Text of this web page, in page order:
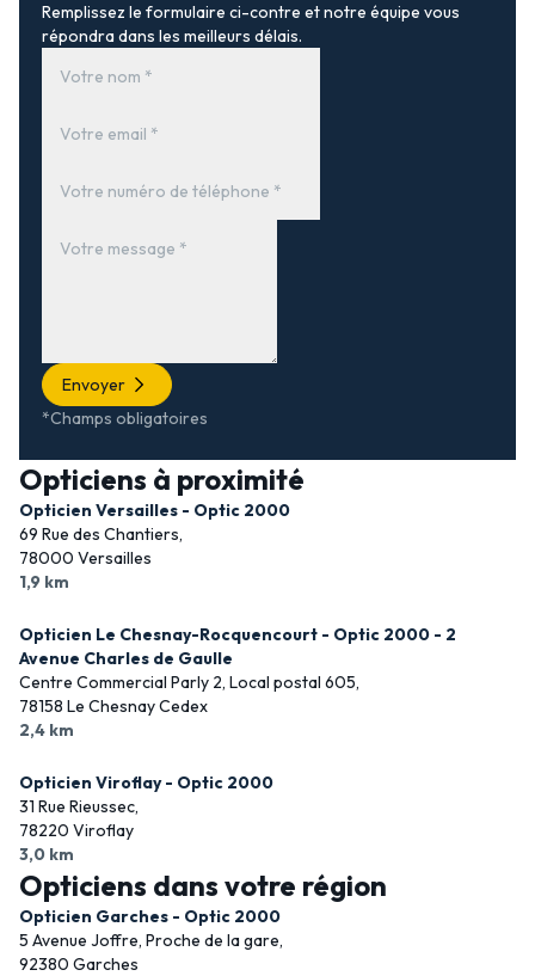
Remplissez le formulaire ci-contre et notre équipe vous
répondra dans les meilleurs délais.
Envoyer
*Champs obligatoires
Opticiens à proximité
Opticien Versailles - Optic 2000
69 Rue des Chantiers,
78000 Versailles
1,9 km
Opticien Le Chesnay-Rocquencourt - Optic 2000 - 2
Avenue Charles de Gaulle
Centre Commercial Parly 2, Local postal 605,
78158 Le Chesnay Cedex
2,4 km
Opticien Viroflay - Optic 2000
31 Rue Rieussec,
78220 Viroflay
3,0 km
Opticiens dans votre région
Opticien Garches - Optic 2000
5 Avenue Joffre, Proche de la gare,
92380 Garches